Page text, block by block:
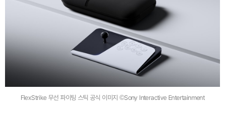
FlexStrike 무선 파이팅 스틱 공식 이미지 ©Sony Interactive Entertainment